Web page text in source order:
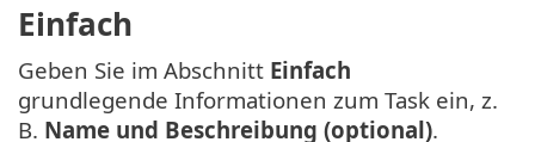
Einfach
Geben Sie im Abschnitt Einfach
grundlegende Informationen zum Task ein, z.
B. Name und Beschreibung (optional).